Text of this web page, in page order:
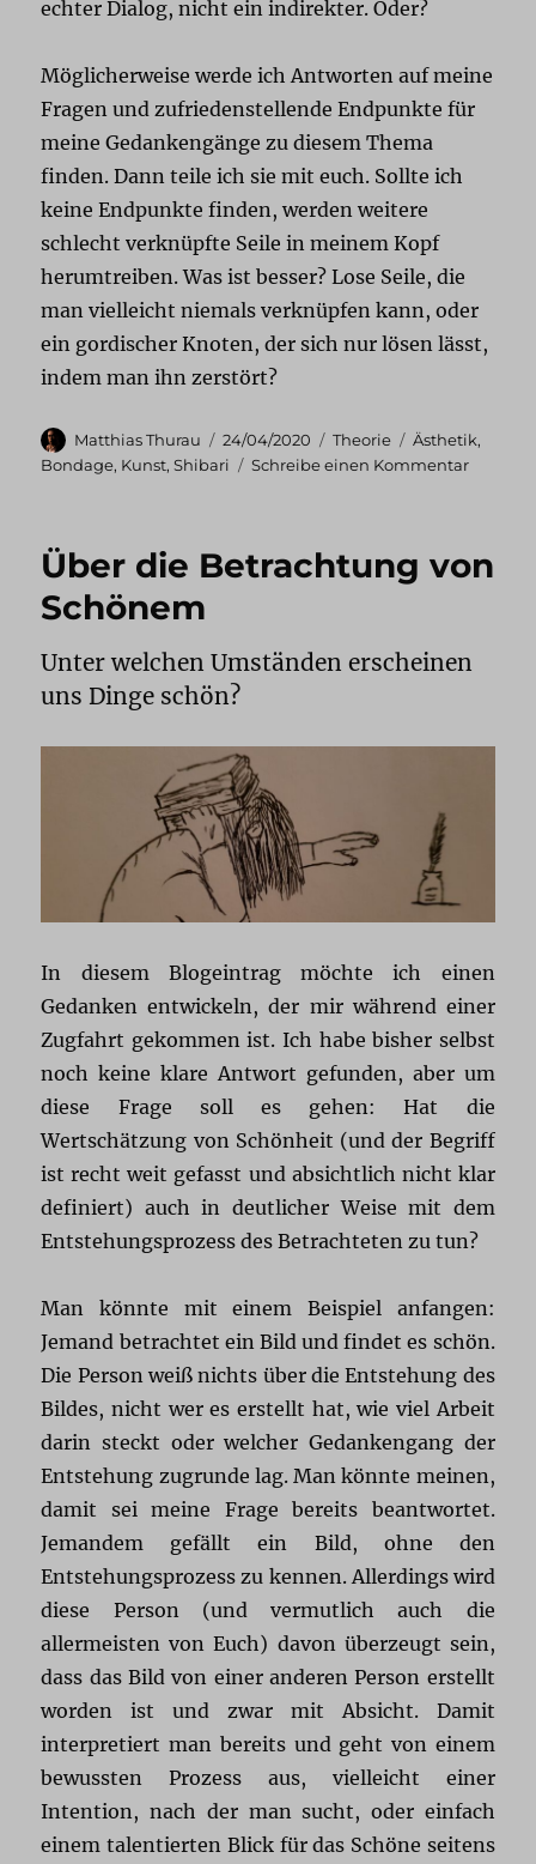
echter Dialog, nicht ein indirekter. Oder?
Möglicherweise werde ich Antworten auf meine
Fragen und zufriedenstellende Endpunkte für
meine Gedankengänge zu diesem Thema
finden. Dann teile ich sie mit euch. Sollte ich
keine Endpunkte finden, werden weitere
schlecht verknüpfte Seile in meinem Kopf
herumtreiben. Was ist besser? Lose Seile, die
man vielleicht niemals verknüpfen kann, oder
ein gordischer Knoten, der sich nur lösen lässt,
indem man ihn zerstört?
Autor
Matthias Thurau
Veröffentlicht
am
24/04/2020 Kategorien
Theorie Schlagwörter
Ästhetik,
Bondage, Kunst,Shibari Schreibe einen Kommentarzu
Über die Betrachtung von
Schönem
Unter welchen Umständen erscheinen
uns Dinge schön?
In diesem Blogeintrag möchte ich einen
Gedanken entwickeln, der mir während einer
Zugfahrt gekommen ist. Ich habe bisher selbst
noch keine klare Antwort gefunden, aber um
diese Frage soll es gehen: Hat die
Wertschätzung von Schönheit (und der Begriff
ist recht weit gefasst und absichtlich nicht klar
definiert) auch in deutlicher Weise mit dem
Entstehungsprozess des Betrachteten zu tun?
Man könnte mit einem Beispiel anfangen:
Jemand betrachtet ein Bild und findet es schön.
Die Person weiß nichts über die Entstehung des
Bildes, nicht wer es erstellt hat, wie viel Arbeit
darin steckt oder welcher Gedankengang der
Entstehung zugrunde lag. Man könnte meinen,
damit sei meine Frage bereits beantwortet.
Jemandem gefällt ein Bild, ohne den
Entstehungsprozess zu kennen. Allerdings wird
diese Person (und vermutlich auch die
allermeisten von Euch) davon überzeugt sein,
dass das Bild von einer anderen Person erstellt
worden ist und zwar mit Absicht. Damit
interpretiert man bereits und geht von einem
bewussten Prozess aus, vielleicht einer
Intention, nach der man sucht, oder einfach
einem talentierten Blick für das Schöne seitens